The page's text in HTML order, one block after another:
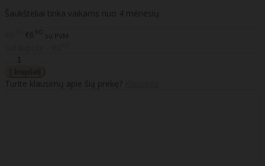
Šaukšteliai tinka vaikams nuo 4 mėnesių.
€690 su PVM
Turite klausimų apie šią prekę?